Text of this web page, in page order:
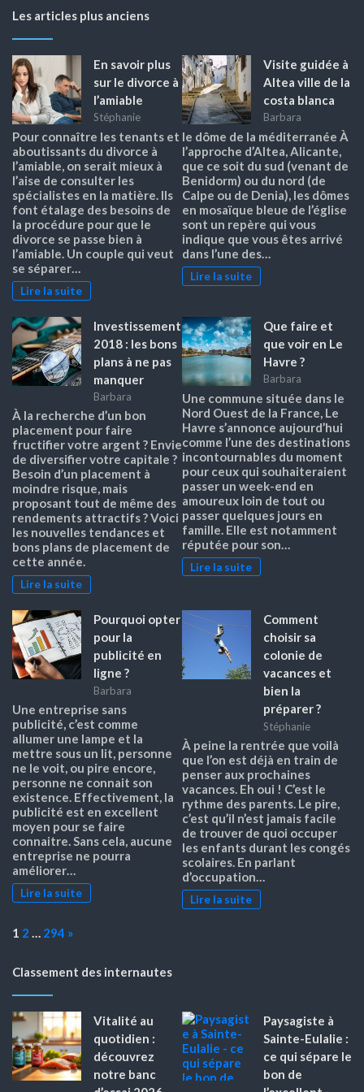
Les articles plus anciens
En savoir plus
sur le divorce à
l’amiable
Stéphanie
Pour connaître les tenants et
aboutissants du divorce à
l’amiable, on serait mieux à
l’aise de consulter les
spécialistes en la matière. Ils
font étalage des besoins de
la procédure pour que le
divorce se passe bien à
l’amiable. Un couple qui veut
se séparer…
Lire la suite
Visite guidée à
Altea ville de la
costa blanca
Barbara
le dôme de la méditerranée À
l’approche d’Altea, Alicante,
que ce soit du sud (venant de
Benidorm) ou du nord (de
Calpe ou de Denia), les dômes
en mosaïque bleue de l’église
sont un repère qui vous
indique que vous êtes arrivé
dans l’une des…
Lire la suite
Investissement
2018 : les bons
plans à ne pas
manquer
Barbara
À la recherche d’un bon
placement pour faire
fructifier votre argent ? Envie
de diversifier votre capitale ?
Besoin d’un placement à
moindre risque, mais
proposant tout de même des
rendements attractifs ? Voici
les nouvelles tendances et
bons plans de placement de
cette année.
Lire la suite
Que faire et
que voir en Le
Havre ?
Barbara
Une commune située dans le
Nord Ouest de la France, Le
Havre s’annonce aujourd’hui
comme l’une des destinations
incontournables du moment
pour ceux qui souhaiteraient
passer un week-end en
amoureux loin de tout ou
passer quelques jours en
famille. Elle est notamment
réputée pour son…
Lire la suite
Pourquoi opter
pour la
publicité en
ligne ?
Barbara
Une entreprise sans
publicité, c’est comme
allumer une lampe et la
mettre sous un lit, personne
ne le voit, ou pire encore,
personne ne connait son
existence. Effectivement, la
publicité est en excellent
moyen pour se faire
connaitre. Sans cela, aucune
entreprise ne pourra
améliorer…
Lire la suite
Comment
choisir sa
colonie de
vacances et
bien la
préparer ?
Stéphanie
À peine la rentrée que voilà
que l’on est déjà en train de
penser aux prochaines
vacances. Eh oui ! C’est le
rythme des parents. Le pire,
c’est qu’il n’est jamais facile
de trouver de quoi occuper
les enfants durant les congés
scolaires. En parlant
d’occupation…
Lire la suite
Page:
1 2 … 294 Next
»
Classement des internautes
Vitalité au
quotidien :
découvrez
notre banc
Paysagiste à
Sainte-Eulalie :
ce qui sépare le
bon de